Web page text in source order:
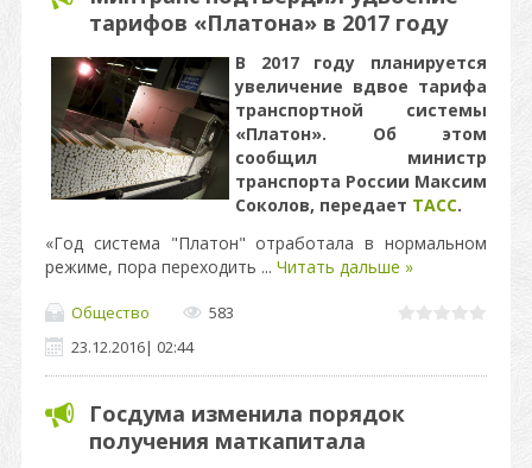
тарифов «Платона» в 2017 году
В 2017 году планируется
увеличение вдвое тарифа
транспортной системы
«Платон». Об этом
сообщил министр
транспорта России Максим
Соколов, передает ТАСС.
«Год система "Платон" отработала в нормальном
режиме, пора переходить ... Читать дальше »
Общество
583
23.12.2016| 02:44
Госдума изменила порядок
получения маткапитала